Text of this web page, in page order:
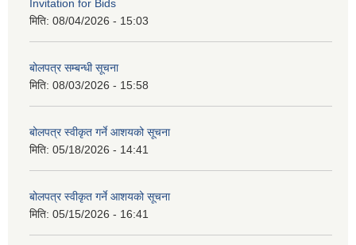
Invitation for Bids
मिति: 08/04/2026 - 15:03
बोलपत्र सम्बन्धी सूचना
मिति: 08/03/2026 - 15:58
बोलपत्र स्वीकृत गर्ने आशयको सूचना
मिति: 05/18/2026 - 14:41
बोलपत्र स्वीकृत गर्ने आशयको सूचना
मिति: 05/15/2026 - 16:41